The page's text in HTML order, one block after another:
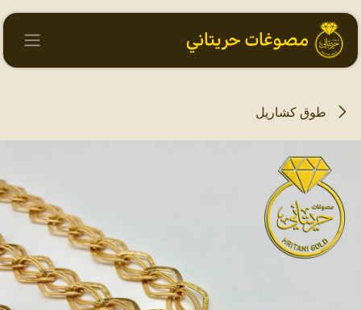
تخطي للذهاب إلى المحتوى
طوق كشاريل